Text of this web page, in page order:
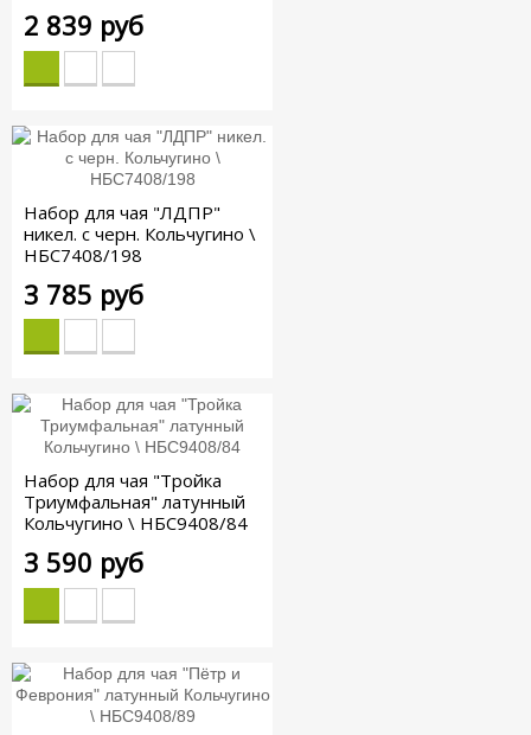
2 839 руб
Набор для чая "ЛДПР"
никел. с черн. Кольчугино \
НБС7408/198
3 785 руб
Набор для чая "Тройка
Триумфальная" латунный
Кольчугино \ НБС9408/84
3 590 руб